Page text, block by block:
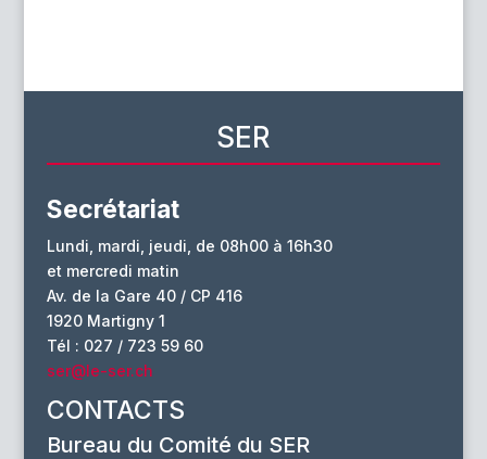
SER
Secrétariat
Lundi, mardi, jeudi, de 08h00 à 16h30
et mercredi matin
Av. de la Gare 40 / CP 416
1920 Martigny 1
Tél : 027 / 723 59 60
ser@le-ser.ch
CONTACTS
Bureau du Comité du SER